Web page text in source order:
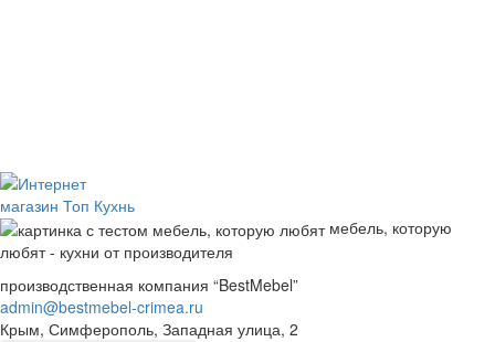
мебель, которую
любят - кухни от производителя
производственная компания “BestMebel”
admin@bestmebel-crimea.ru
Крым, Симферополь, Западная улица, 2